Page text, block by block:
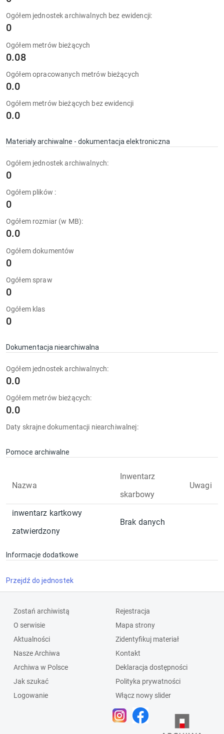
Ogółem jednostek archiwalnych bez ewidencji:
0
Ogółem metrów bieżących
0.08
Ogółem opracowanych metrów bieżących
0.0
Ogółem metrów bieżących bez ewidencji
0.0
Materiały archiwalne - dokumentacja elektroniczna
Ogółem jednostek archiwalnych:
0
Ogółem plików :
0
Ogółem rozmiar (w MB):
0.0
Ogółem dokumentów
0
Ogółem spraw
0
Ogółem klas
0
Dokumentacja niearchiwalna
Ogółem jednostek archiwalnych:
0.0
Ogółem metrów bieżących:
0.0
Daty skrajne dokumentacji niearchiwalnej:
Pomoce archiwalne
Nazwa
Inwentarz
skarbowy
Uwagi
inwentarz kartkowy
zatwierdzony
Brak danych
Informacje dodatkowe
Przejdź do jednostek
Zostań archiwistą
O serwisie
Aktualności
Nasze Archiwa
Archiwa w Polsce
Jak szukać
Logowanie
Rejestracja
Mapa strony
Zidentyfikuj materiał
Kontakt
Deklaracja dostępności
Polityka prywatności
Włącz nowy slider